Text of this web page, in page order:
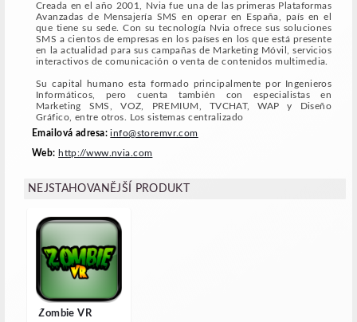
Creada en el año 2001, Nvia fue una de las primeras Plataformas
Avanzadas de Mensajería SMS en operar en España, país en el
que tiene su sede. Con su tecnología Nvia ofrece sus soluciones
SMS a cientos de empresas en los países en los que está presente
en la actualidad para sus campañas de Marketing Móvil, servicios
interactivos de comunicación o venta de contenidos multimedia.
Su capital humano esta formado principalmente por Ingenieros
Informáticos, pero cuenta también con especialistas en
Marketing SMS, VOZ, PREMIUM, TVCHAT, WAP y Diseño
Gráfico, entre otros. Los sistemas centralizado
Emailová adresa: info@storemvr.com
Web: http://www.nvia.com
NEJSTAHOVANĚJŠÍ PRODUKT
Zombie VR